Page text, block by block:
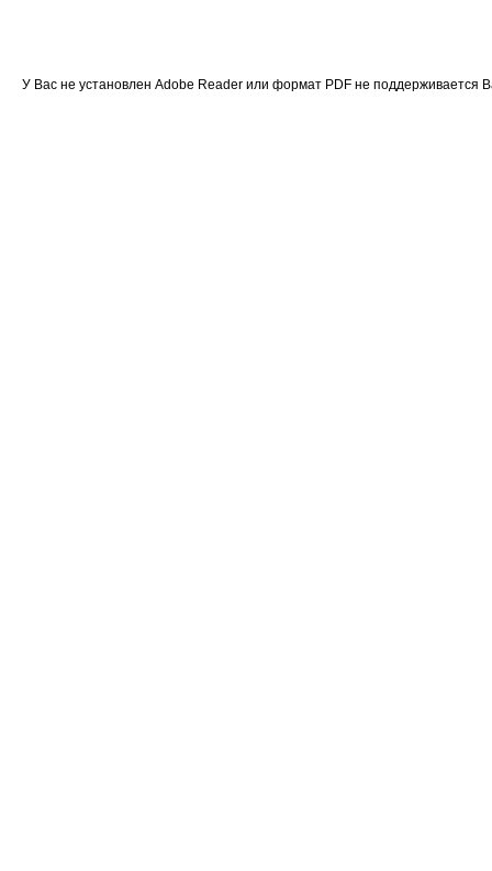
У Вас не установлен Adobe Reader или формат PDF не поддерживается